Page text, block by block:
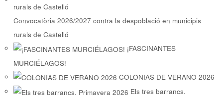
Convocatòria 2026/2027 contra la despoblació en municipis
rurals de Castelló
¡FASCINANTES
MURCIÉLAGOS!
COLONIAS DE VERANO 2026
Els tres barrancs.